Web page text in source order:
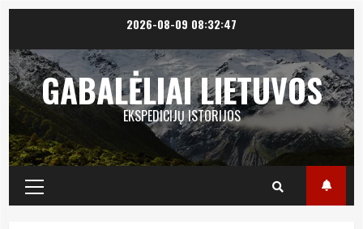
content
2026-08-09 08:32:47
GABALĖLIAI LIETUVOS
EKSPEDICIJŲ ISTORIJOS
Primary
Menu